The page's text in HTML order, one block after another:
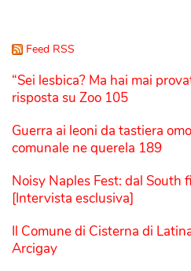
Feed RSS
“Sei lesbica? Ma hai mai
risposta su Zoo 105
Guerra ai leoni da tastiera
comunale ne querela 189
Noisy Naples Fest: dal South
[Intervista esclusiva]
Il Comune di Cisterna di
Arcigay